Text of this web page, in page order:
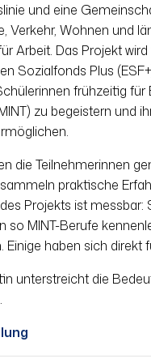
und eine
Verkehr, Wohnen und
Arbeit. Das Projekt
Sozialfonds Plus
frühzeitig
zu begeistern und
die Teilnehmerinnen
praktische
Projekts ist
MINT-Berufe
haben sich
unterstreicht die